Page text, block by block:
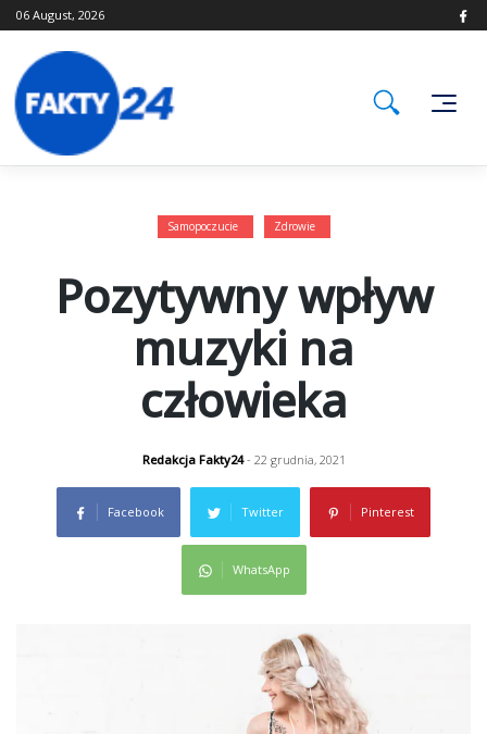
Skip
to
06 August, 2026
Samopoczucie Zdrowie
Pozytywny wpływ
muzyki na
człowieka
Redakcja Fakty24- 22 grudnia, 2021
Facebook Twitter Pinterest
WhatsApp